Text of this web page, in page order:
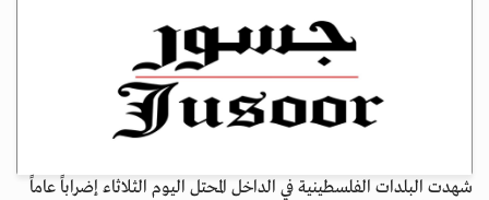
شهدت البلدات الفلسطينية في الداخل المحتل اليوم الثلاثاء إضراباً عاماً